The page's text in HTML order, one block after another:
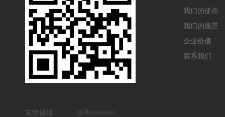
我们的使命
我们的愿景
企业价值
联系我们
友情链接： 传承semipower